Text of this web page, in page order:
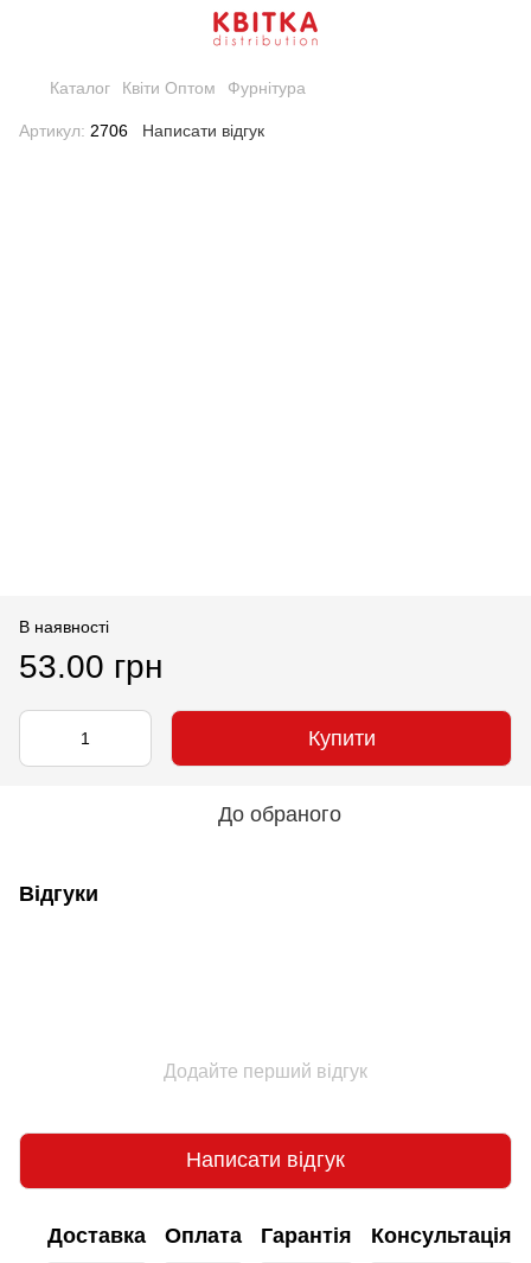
Каталог Квіти Оптом Фурнітура
Артикул: 2706 Написати відгук
В наявності
53.00 грн
Купити
До обраного
Відгуки
Додайте перший відгук
Написати відгук
Доставка Оплата Гарантія Консультація